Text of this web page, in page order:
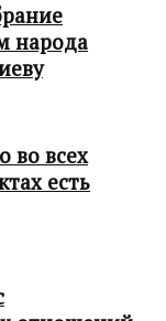
народа
во всех
есть